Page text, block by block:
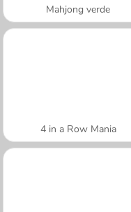
Mahjong verde
4 in a Row Mania